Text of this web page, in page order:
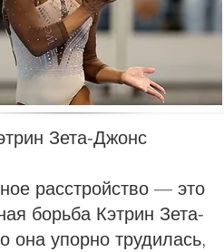
Зета-Джонс
расстройство — это
борьба Кэтрин Зета-
она упорно трудилась,